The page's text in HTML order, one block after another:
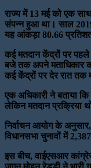
राज्य में 13 मई को एक
संपन्न हुआ था। साल
यह आंकड़ा 80.66 प्रतिशत
कई मतदान केंद्रों पर
बजे तक अपने मताधिकार
कई केंद्रों पर देर रात तक
एक अधिकारी ने बताया
लेकिन मतदान प्रक्रिया
निर्वाचन आयोग के
विधानसभा चुनावों में
इस बीच, वाईएसआर